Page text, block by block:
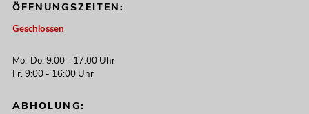
ÖFFNUNGSZEITEN:
Geschlossen
Mo.-Do. 9:00 - 17:00 Uhr
Fr. 9:00 - 16:00 Uhr
ABHOLUNG: